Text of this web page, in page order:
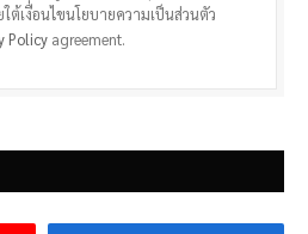
ต้เงื่อนไขนโยบายความเป็นส่วนตัว
Policyagreement.